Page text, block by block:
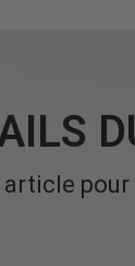
article